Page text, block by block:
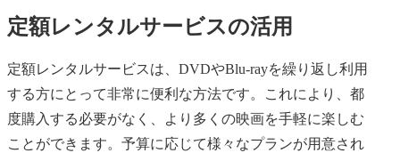
定額レンタルサービスの活用
定額レンタルサービスは、DVDやBlu-rayを繰り返し利用
する方にとって非常に便利な方法です。これにより、都
度購入する必要がなく、より多くの映画を手軽に楽しむ
ことができます。予算に応じて様々なプランが用意され